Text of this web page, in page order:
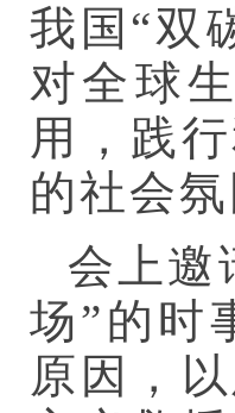
我国“双
对全球
用，践
的社会氛
会上邀
场”的时
原因，